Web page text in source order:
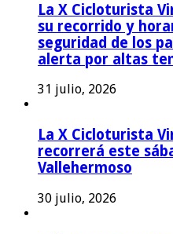
La X Cicloturista
su recorrido y
seguridad de los
alerta por altas
31 julio, 2026
La X Cicloturista
recorrerá este
Vallehermoso
30 julio, 2026